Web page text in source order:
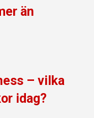
än
– vilka
idag?